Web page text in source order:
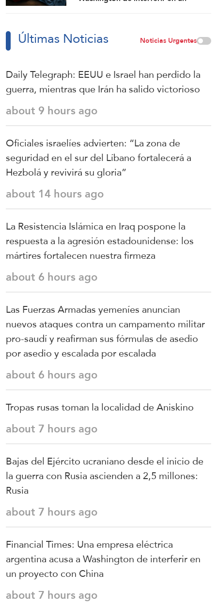
Últimas Noticias Noticias Urgentes
Daily Telegraph: EEUU e Israel han perdido la
guerra, mientras que Irán ha salido victorioso
about 9 hours ago
Oficiales israelíes advierten: “La zona de
seguridad en el sur del Líbano fortalecerá a
Hezbolá y revivirá su gloria”
about 14 hours ago
La Resistencia Islámica en Iraq pospone la
respuesta a la agresión estadounidense: los
mártires fortalecen nuestra firmeza
about 6 hours ago
Las Fuerzas Armadas yemeníes anuncian
nuevos ataques contra un campamento militar
pro-saudí y reafirman sus fórmulas de asedio
por asedio y escalada por escalada
about 6 hours ago
Tropas rusas toman la localidad de Aniskino
about 7 hours ago
Bajas del Ejército ucraniano desde el inicio de
la guerra con Rusia ascienden a 2,5 millones:
Rusia
about 7 hours ago
Financial Times: Una empresa eléctrica
argentina acusa a Washington de interferir en
un proyecto con China
about 7 hours ago